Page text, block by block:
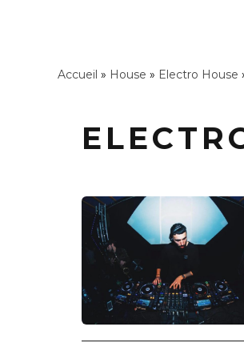
Accueil » House » Electro House